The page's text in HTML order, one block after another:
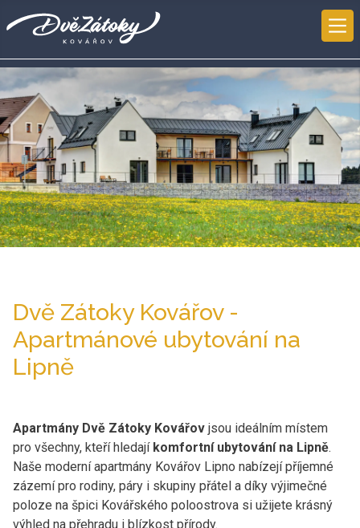
Dvě Zátoky Kovářov -
Apartmánové ubytování na
Lipně
Apartmány Dvě Zátoky Kovářov jsou ideálním místem
pro všechny, kteří hledají komfortní ubytování na Lipně.
Naše moderní apartmány Kovářov Lipno nabízejí příjemné
zázemí pro rodiny, páry i skupiny přátel a díky výjimečné
poloze na špici Kovářského poloostrova si užijete krásný
výhled na přehradu i blízkost přírody.